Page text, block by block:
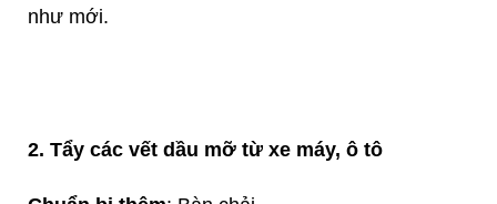
như mới.
2. Tẩy các vết dầu mỡ từ xe máy, ô tô